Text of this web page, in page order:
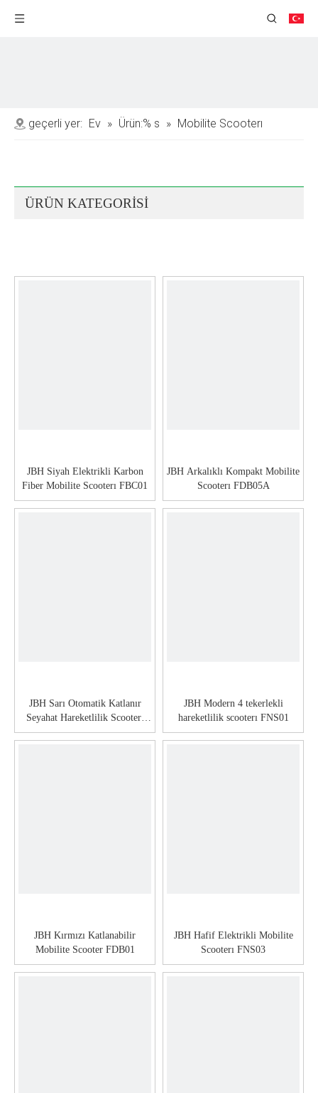
geçerli yer: Ev » Ürün:% s » Mobilite Scooterı
ÜRÜN KATEGORİSİ
JBH Siyah Elektrikli Karbon
Fiber Mobilite Scooterı FBC01
JBH Arkalıklı Kompakt Mobilite
Scooterı FDB05A
JBH Sarı Otomatik Katlanır
Seyahat Hareketlilik Scooterı
FDB01
JBH Modern 4 tekerlekli
hareketlilik scooterı FNS01
JBH Kırmızı Katlanabilir
Mobilite Scooter FDB01
JBH Hafif Elektrikli Mobilite
Scooterı FNS03